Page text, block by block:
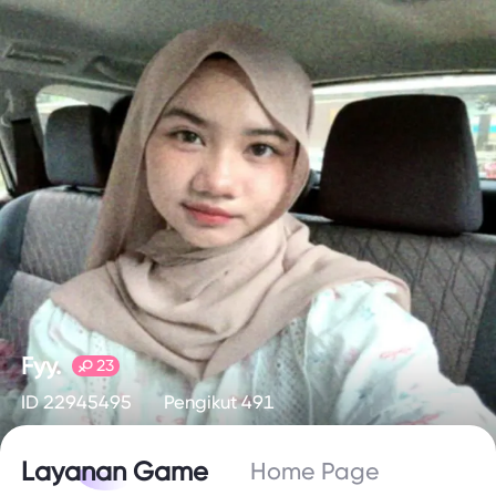
Fyy.‎ 23
ID 22945495 Pengikut 491
Layanan Game Home Page